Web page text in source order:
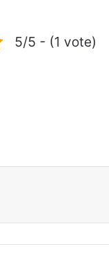
5/5 - (1 vote)